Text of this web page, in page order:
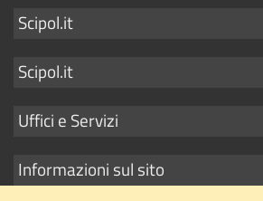
Mostra
link
Scipol.it
Mostra
link
Scipol.it
Mostra
link
Uffici e Servizi
Mostra
Informazioni sul sito